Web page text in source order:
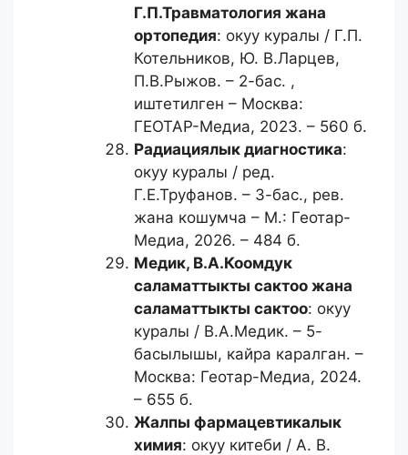
Г.П.Травматология жана
ортопедия: окуу куралы / Г.П.
Котельников, Ю. В.Ларцев,
П.В.Рыжов. – 2-бас. ,
иштетилген – Москва:
ГЕОТАР-Медиа, 2023. – 560 б.
Радиациялык диагностика:
окуу куралы / ред.
Г.Е.Труфанов. – 3-бас., рев.
жана кошумча – М.: Геотар-
Медиа, 2026. – 484 б.
Медик, В.А.Коомдук
саламаттыкты сактоо жана
саламаттыкты сактоо: окуу
куралы / В.А.Медик. – 5-
басылышы, кайра каралган. –
Москва: Геотар-Медиа, 2024.
– 655 б.
Жалпы фармацевтикалык
химия: окуу китеби / А. В.